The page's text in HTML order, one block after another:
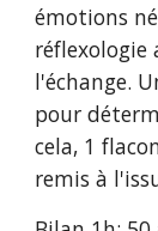
émotions
réflexologie
l'échange.
pour
cela, 1
remis à